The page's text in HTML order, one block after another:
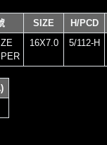
SIZE H/PCD
16X7.0 5/112-H